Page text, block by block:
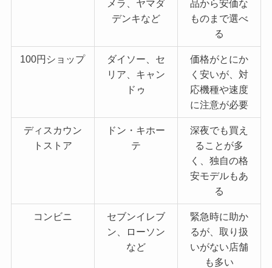
メラ、ヤマダ
デンキなど
品から安価な
ものまで選べ
る
100円ショップ
ダイソー、セ
リア、キャン
ドゥ
価格がとにか
く安いが、対
応機種や速度
に注意が必要
ディスカウン
トストア
ドン・キホー
テ
深夜でも買え
ることが多
く、独自の格
安モデルもあ
る
コンビニ
セブンイレブ
ン、ローソン
など
緊急時に助か
るが、取り扱
いがない店舗
も多い